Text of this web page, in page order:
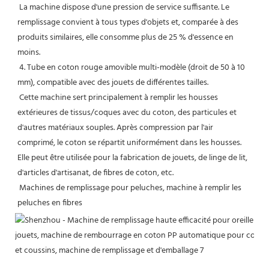
remplissage convient à tous types d'objets et, comparée à des
produits similaires, elle consomme plus de 25 % d'essence en
moins.
mm), compatible avec des jouets de différentes tailles.
extérieures de tissus/coques avec du coton, des particules et
d'autres matériaux souples. Après compression par l'air
comprimé, le coton se répartit uniformément dans les housses.
Elle peut être utilisée pour la fabrication de jouets, de linge de lit,
d'articles d'artisanat, de fibres de coton, etc.
peluches en fibres